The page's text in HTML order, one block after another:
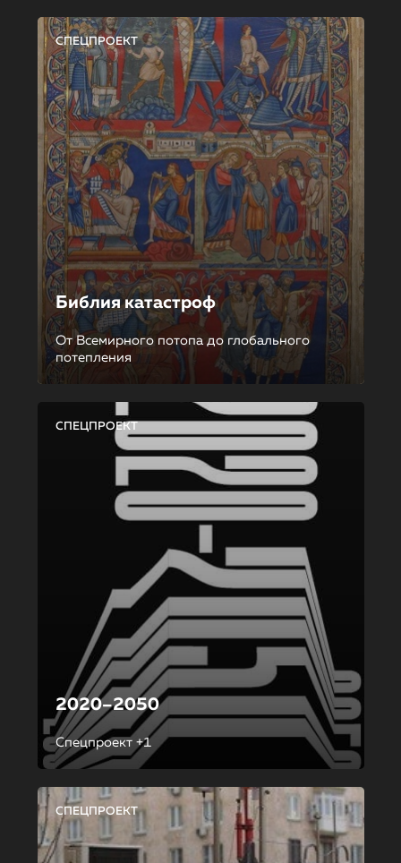
СПЕЦПРОЕКТ
Библия катастроф
От Всемирного потопа до глобального
потепления
СПЕЦПРОЕКТ
2020–2050
Спецпроект +1
СПЕЦПРОЕКТ